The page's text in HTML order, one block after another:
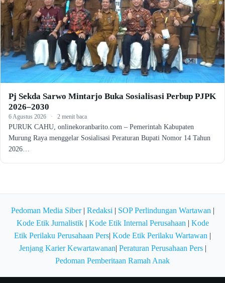
Pj Sekda Sarwo Mintarjo Buka Sosialisasi Perbup PJPK
2026–2030
6 Agustus 2026 · 2 menit baca
PURUK CAHU, onlinekoranbarito.com – Pemerintah Kabupaten
Murung Raya menggelar Sosialisasi Peraturan Bupati Nomor 14 Tahun
2026…
Pedoman Media Siber| Redaksi | SOP Perlindungan Wartawan |
Kode Etik Jurnalistik| Kode Etik Internal Perusahaan | Kode
Etik Perilaku Perusahaan Pers| Kode Etik Perilaku Wartawan |
Jenjang Karier Kewartawanan| Peraturan Perusahaan Pers|
Pedoman Pemberitaan Ramah Anak